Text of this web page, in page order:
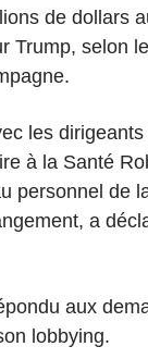
de dollars
Trump, selon
les
à la Santé
personnel de
a
aux
lobbying.